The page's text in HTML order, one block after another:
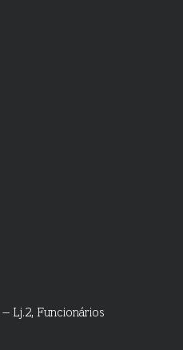
Lj.2, Funcionários